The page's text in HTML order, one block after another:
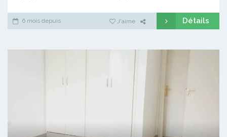
6 mois depuis J'aime Détails